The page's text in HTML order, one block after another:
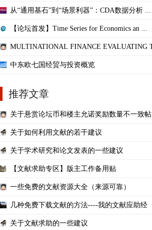
从“通用基石”到“场景利器”：CDA数据分析 ...
【论坛首发】Time Series for Economics an ...
MULTINATIONAL FINANCE EVALUATING
中东欧七国经贸与投资概览
推荐文章
关于悬赏论坛币和楼主允诺奖励数量不一致帖
关于如何利用文献的若干建议
关于学术研究和论文发表的一些建议
【文献求助专区】版主工作备用贴
一些免费的文献资源大全（来源可靠）
几种免费下载文献的方法----我的文献应助经
关于文献求助的一些建议